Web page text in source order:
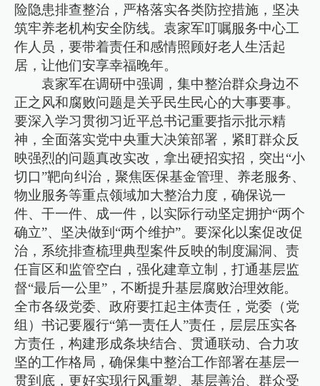
险隐患排查整治，严格落实各类防控措施，坚决
筑牢养老机构安全防线。袁家军叮嘱服务中心工
作人员，要带着责任和感情照顾好老人生活起
居，让他们安享幸福晚年。
袁家军在调研中强调，集中整治群众身边不
正之风和腐败问题是关乎民生民心的大事要事。
要深入学习贯彻习近平总书记重要指示批示精
神，全面落实党中央重大决策部署，紧盯群众反
映强烈的问题真改实改，拿出硬招实招，突出“小
切口”靶向纠治，聚焦医保基金管理、养老服务、
物业服务等重点领域加大整治力度，确保说一
件、干一件、成一件，以实际行动坚定拥护“两个
确立”、坚决做到“两个维护”。要深化以案促改促
治，系统排查梳理典型案件反映的制度漏洞、责
任盲区和监管空白，强化建章立制，打通基层监
督“最后一公里”，不断提升基层腐败治理效能。
全市各级党委、政府要扛起主体责任，党委（党
组）书记要履行“第一责任人”责任，层层压实各
方责任，构建形成条块结合、贯通联动、合力攻
坚的工作格局，确保集中整治工作部署在基层一
贯到底，更好实现行风重塑、基层善治、群众受